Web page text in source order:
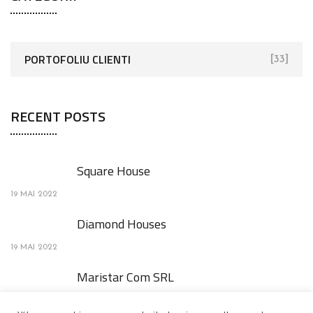
c
PORTOFOLIU CLIENTI [33]
RECENT POSTS
Square House
19 MAI 2022
Diamond Houses
19 MAI 2022
Maristar Com SRL